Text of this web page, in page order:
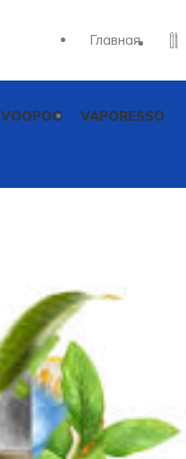
Главная
VOOPOO VAPORESSO